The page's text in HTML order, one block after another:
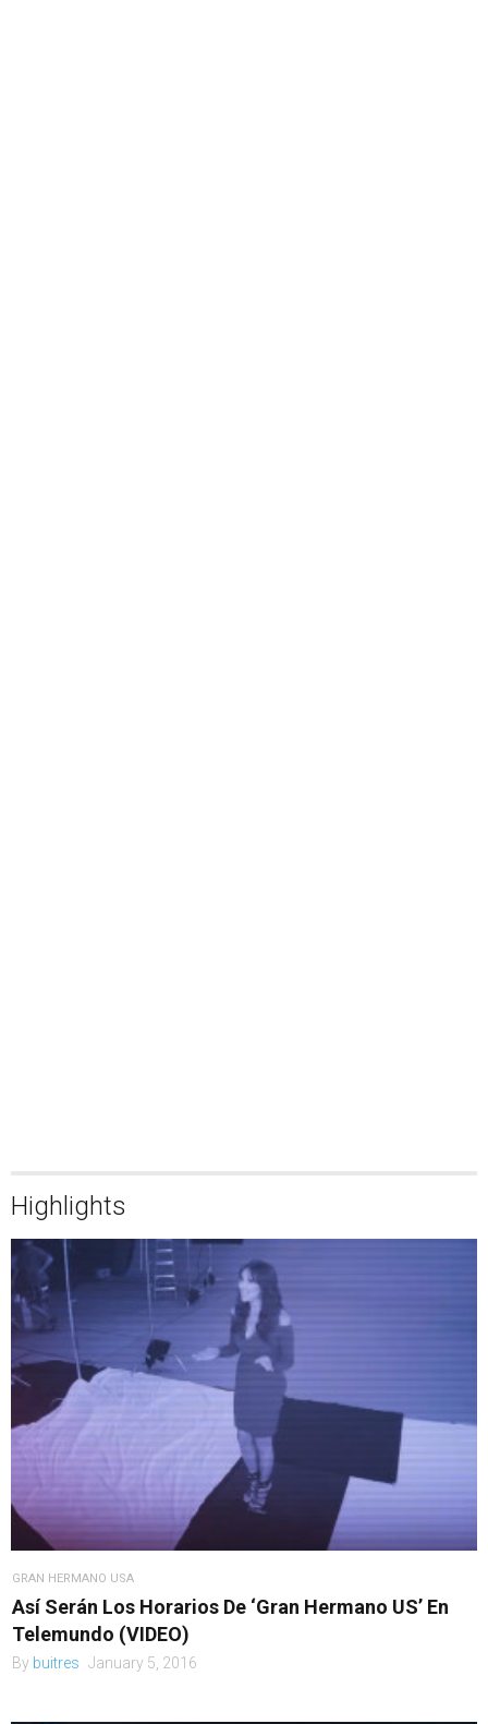
Highlights
GRAN HERMANO USA
Así Serán Los Horarios De ‘Gran Hermano US’ En
Telemundo (VIDEO)
By buitres January 5, 2016